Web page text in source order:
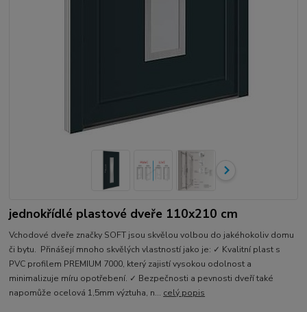
jednokřídlé plastové dveře 110x210 cm
Vchodové dveře značky SOFT jsou skvělou volbou do jakéhokoliv domu
či bytu. Přinášejí mnoho skvělých vlastností jako je: ✓ Kvalitní plast s
PVC profilem PREMIUM 7000, který zajistí vysokou odolnost a
minimalizuje míru opotřebení. ✓ Bezpečnosti a pevnosti dveří také
napomůže ocelová 1,5mm výztuha, n... celý popis